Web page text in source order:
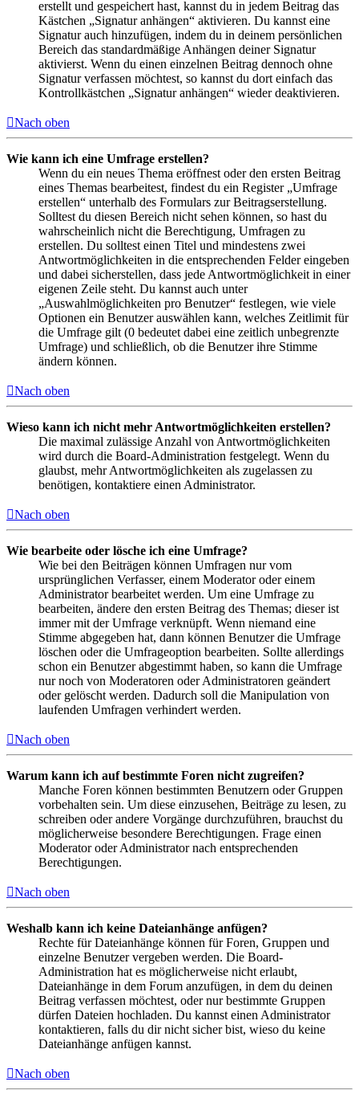
erstellt und gespeichert hast, kannst du in jedem Beitrag das
Kästchen „Signatur anhängen“ aktivieren. Du kannst eine
Signatur auch hinzufügen, indem du in deinem persönlichen
Bereich das standardmäßige Anhängen deiner Signatur
aktivierst. Wenn du einen einzelnen Beitrag dennoch ohne
Signatur verfassen möchtest, so kannst du dort einfach das
Kontrollkästchen „Signatur anhängen“ wieder deaktivieren.
Nach oben
Wie kann ich eine Umfrage erstellen?
Wenn du ein neues Thema eröffnest oder den ersten Beitrag
eines Themas bearbeitest, findest du ein Register „Umfrage
erstellen“ unterhalb des Formulars zur Beitragserstellung.
Solltest du diesen Bereich nicht sehen können, so hast du
wahrscheinlich nicht die Berechtigung, Umfragen zu
erstellen. Du solltest einen Titel und mindestens zwei
Antwortmöglichkeiten in die entsprechenden Felder eingeben
und dabei sicherstellen, dass jede Antwortmöglichkeit in einer
eigenen Zeile steht. Du kannst auch unter
„Auswahlmöglichkeiten pro Benutzer“ festlegen, wie viele
Optionen ein Benutzer auswählen kann, welches Zeitlimit für
die Umfrage gilt (0 bedeutet dabei eine zeitlich unbegrenzte
Umfrage) und schließlich, ob die Benutzer ihre Stimme
ändern können.
Nach oben
Wieso kann ich nicht mehr Antwortmöglichkeiten erstellen?
Die maximal zulässige Anzahl von Antwortmöglichkeiten
wird durch die Board-Administration festgelegt. Wenn du
glaubst, mehr Antwortmöglichkeiten als zugelassen zu
benötigen, kontaktiere einen Administrator.
Nach oben
Wie bearbeite oder lösche ich eine Umfrage?
Wie bei den Beiträgen können Umfragen nur vom
ursprünglichen Verfasser, einem Moderator oder einem
Administrator bearbeitet werden. Um eine Umfrage zu
bearbeiten, ändere den ersten Beitrag des Themas; dieser ist
immer mit der Umfrage verknüpft. Wenn niemand eine
Stimme abgegeben hat, dann können Benutzer die Umfrage
löschen oder die Umfrageoption bearbeiten. Sollte allerdings
schon ein Benutzer abgestimmt haben, so kann die Umfrage
nur noch von Moderatoren oder Administratoren geändert
oder gelöscht werden. Dadurch soll die Manipulation von
laufenden Umfragen verhindert werden.
Nach oben
Warum kann ich auf bestimmte Foren nicht zugreifen?
Manche Foren können bestimmten Benutzern oder Gruppen
vorbehalten sein. Um diese einzusehen, Beiträge zu lesen, zu
schreiben oder andere Vorgänge durchzuführen, brauchst du
möglicherweise besondere Berechtigungen. Frage einen
Moderator oder Administrator nach entsprechenden
Berechtigungen.
Nach oben
Weshalb kann ich keine Dateianhänge anfügen?
Rechte für Dateianhänge können für Foren, Gruppen und
einzelne Benutzer vergeben werden. Die Board-
Administration hat es möglicherweise nicht erlaubt,
Dateianhänge in dem Forum anzufügen, in dem du deinen
Beitrag verfassen möchtest, oder nur bestimmte Gruppen
dürfen Dateien hochladen. Du kannst einen Administrator
kontaktieren, falls du dir nicht sicher bist, wieso du keine
Dateianhänge anfügen kannst.
Nach oben